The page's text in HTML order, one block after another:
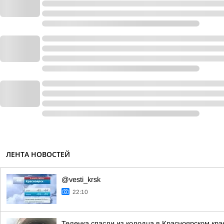
ЛЕНТА НОВОСТЕЙ
@vesti_krsk
22:10